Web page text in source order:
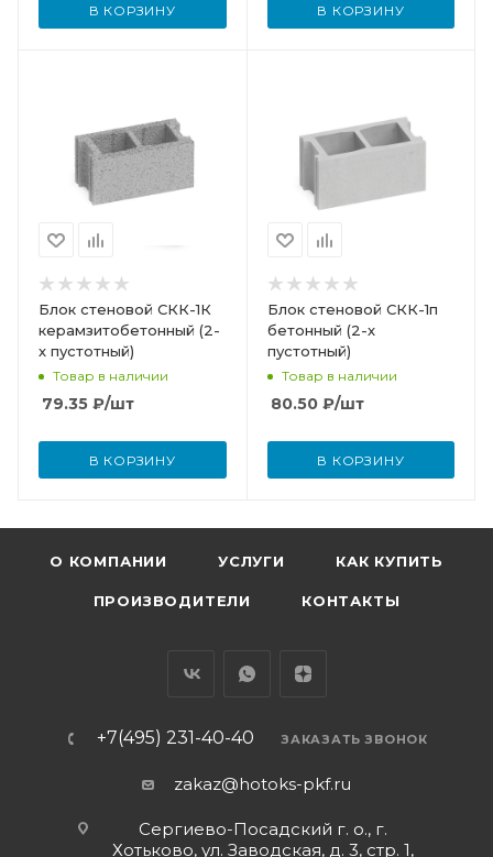
В КОРЗИНУ В КОРЗИНУ
Блок стеновой СКК-1К
керамзитобетонный (2-
х пустотный)
Товар в наличии
79.35 ₽/шт
В КОРЗИНУ
Блок стеновой СКК-1п
бетонный (2-х
пустотный)
Товар в наличии
80.50₽/шт
В КОРЗИНУ
О КОМПАНИИ УСЛУГИ КАК КУПИТЬ
ПРОИЗВОДИТЕЛИ КОНТАКТЫ
+7(495) 231-40-40 ЗАКАЗАТЬ ЗВОНОК
zakaz@hotoks-pkf.ru
Сергиево-Посадский г. о., г.
Хотьково, ул. Заводская, д. 3, стр. 1,